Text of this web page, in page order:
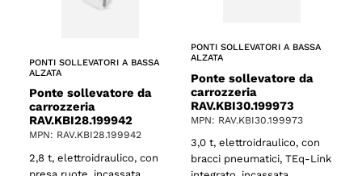
PONTI SOLLEVATORI A BASSA
ALZATA
Ponte sollevatore da
carrozzeria
RAV.KBI28.199942
MPN: RAV.KBI28.199942
2,8 t, elettroidraulico, con
PONTI SOLLEVATORI A BASSA
ALZATA
Ponte sollevatore da
carrozzeria
RAV.KBI30.199973
MPN: RAV.KBI30.199973
3,0 t, elettroidraulico, con
bracci pneumatici, TEq-Link